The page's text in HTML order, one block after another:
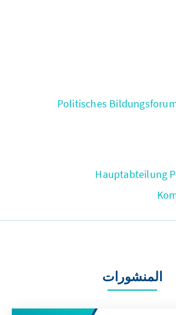
Politisches
Hauptabteilung
المنشورات